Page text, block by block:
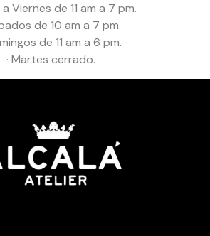
a Viernes de 11 am a 7 pm.
de 10 am a 7 pm.
de 11 am a 6 pm.
· Martes cerrado.